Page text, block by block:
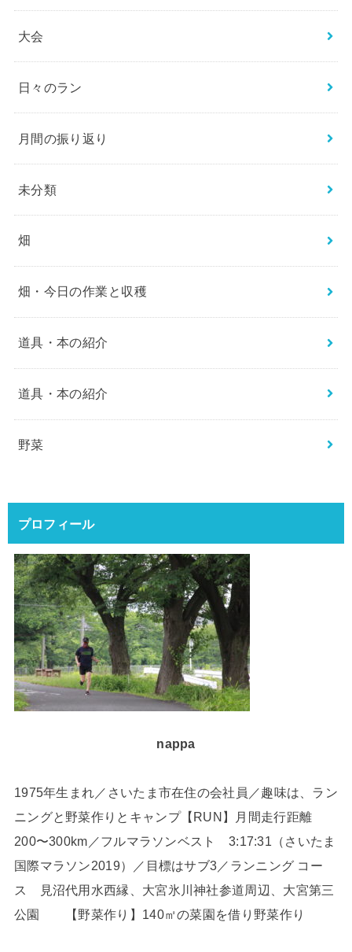
大会
日々のラン
月間の振り返り
未分類
畑
畑・今日の作業と収穫
道具・本の紹介
道具・本の紹介
野菜
プロフィール
nappa
1975年生まれ／さいたま市在住の会社員／趣味は、ラン
ニングと野菜作りとキャンプ【RUN】月間走行距離
200〜300km／フルマラソンベスト 3:17:31（さいたま
国際マラソン2019）／目標はサブ3／ランニング コー
ス 見沼代用水西縁、大宮氷川神社参道周辺、大宮第三
公園 【野菜作り】140㎡の菜園を借り野菜作り